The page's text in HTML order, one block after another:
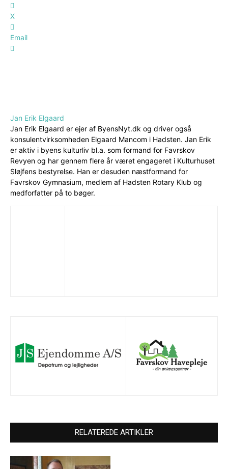
X
Email
Jan Erik Elgaard
Jan Erik Elgaard er ejer af ByensNyt.dk og driver også
konsulentvirksomheden Elgaard Mancom i Hadsten. Jan Erik
er aktiv i byens kulturliv bl.a. som formand for Favrskov
Revyen og har gennem flere år været engageret i Kulturhuset
Sløjfens bestyrelse. Han er desuden næstformand for
Favrskov Gymnasium, medlem af Hadsten Rotary Klub og
medforfatter på to bøger.
RELATEREDE ARTIKLER